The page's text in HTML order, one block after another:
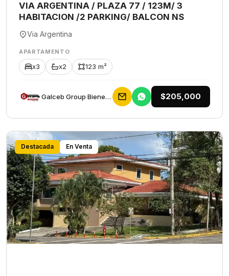
VIA ARGENTINA / PLAZA 77 / 123M/ 3
HABITACION /2 PARKING/ BALCON NS
Via Argentina
APARTAMENTO
x3 x2 123 m²
Galceb Group Bienes Raices $205,000
Destacada En Venta